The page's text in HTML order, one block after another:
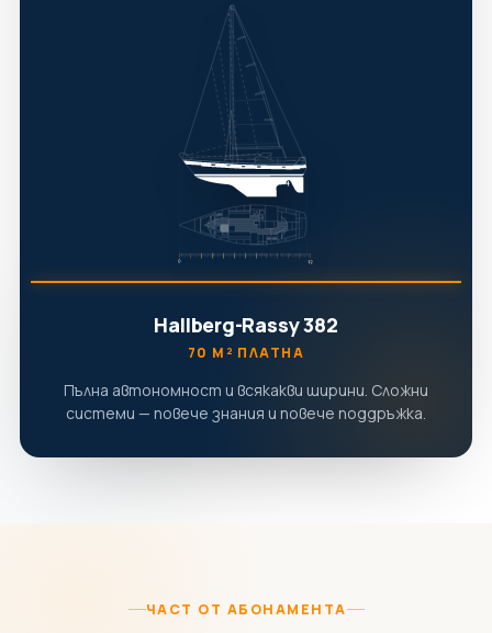
Hallberg-Rassy 382
70 М² ПЛАТНА
Пълна автономност и всякакви ширини. Сложни
системи — повече знания и повече поддръжка.
ЧАСТ ОТ АБОНАМЕНТА